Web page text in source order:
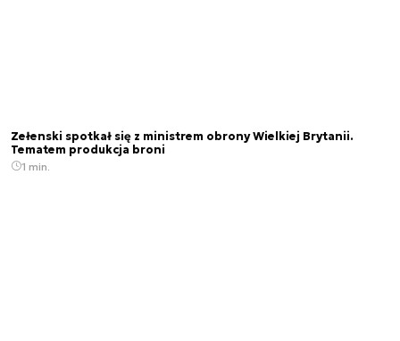
Zełenski spotkał się z ministrem obrony Wielkiej Brytanii.
Tematem produkcja broni
1 min.